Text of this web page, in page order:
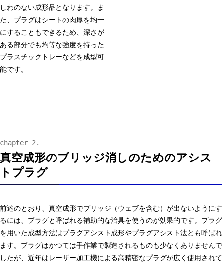
しわのない成形品となります。ま
た、プラグはシートの肉厚を均一
にすることもできるため、深さが
ある部分でも均等な強度を持った
プラスチックトレーなどを成型可
能です。
真空成形のブリッジ消しのためのアシス
トプラグ
前述のとおり、真空成形でブリッジ（ウェブを含む）が出ないようにす
るには、プラグと呼ばれる補助的な治具を使うのが効果的です。プラグ
を用いた成型方法はプラグアシスト成形やプラグアシスト法とも呼ばれ
ます。プラグはかつては手作業で製造されるものも少なくありませんで
したが、近年はレーザー加工機による高精密なプラグが広く使用されて